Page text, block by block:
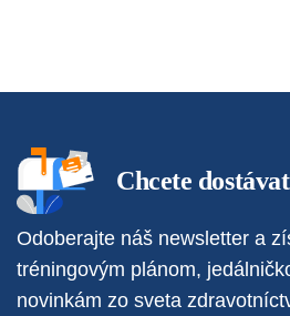
Chcete
Odoberajte náš newsletter a
tréningovým plánom,
novinkám zo sveta